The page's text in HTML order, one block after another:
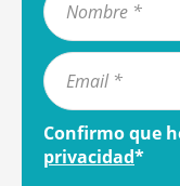
Confirmo que
privacidad*